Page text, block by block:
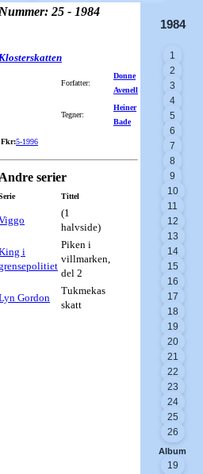
Nummer: 25 - 1984
Forfatter:
Donne
Avenell
Tegner:
Heiner
Bade
Fkr:5-1996
Andre serier
Tittel
(1
halvside)
i
Piken i
villmarken,
del 2
Gordon
Tukmekas
skatt
1984
1
2
3
4
5
6
7
8
9
10
11
12
13
14
15
16
17
18
19
20
21
22
23
24
25
26
Album
19